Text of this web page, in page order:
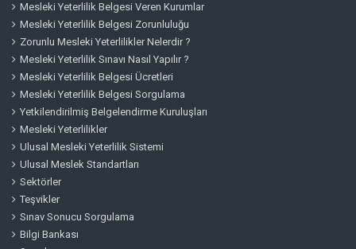
Mesleki Yeterlilik Belgesi Veren Kurumlar
Mesleki Yeterlilik Belgesi Zorunluluğu
Zorunlu Mesleki Yeterlilikler Nelerdir ?
Mesleki Yeterlilik Sınavı Nasıl Yapılır ?
Mesleki Yeterlilik Belgesi Ücretleri
Mesleki Yeterlilik Belgesi Sorgulama
Yetkilendirilmiş Belgelendirme Kuruluşları
Mesleki Yeterlilikler
Ulusal Mesleki Yeterlilik Sistemi
Ulusal Meslek Standartları
Sektörler
Teşvikler
Sınav Sonucu Sorgulama
Bilgi Bankası